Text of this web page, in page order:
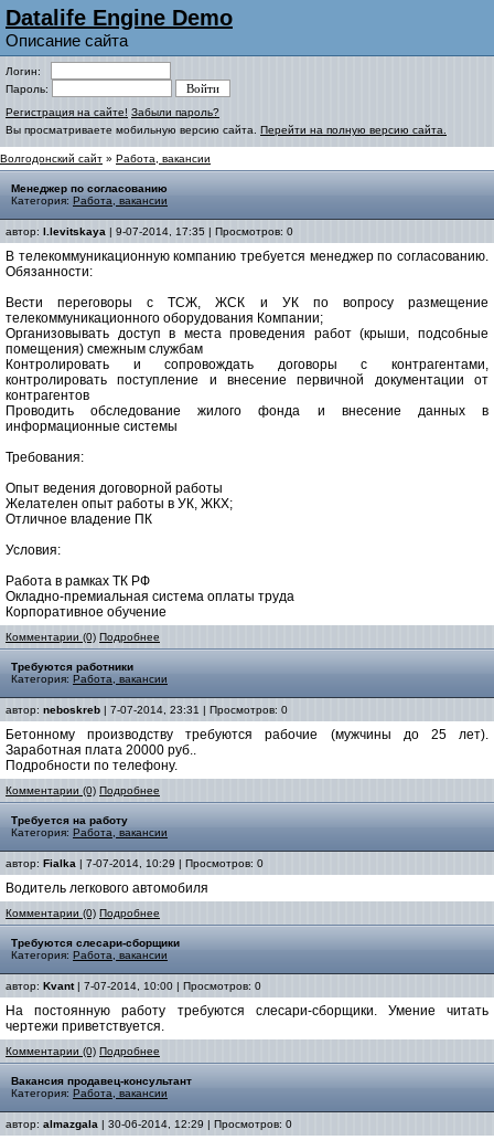
Datalife Engine Demo
Описание сайта
Логин:
Пароль:
Регистрация на сайте! Забыли пароль?
Вы просматриваете мобильную версию сайта. Перейти на полную версию сайта.
Волгодонский сайт » Работа, вакансии
Менеджер по согласованию
Категория: Работа, вакансии
автор: l.levitskaya | 9-07-2014, 17:35 | Просмотров: 0
В телекоммуникационную компанию требуется менеджер по согласованию.
Обязанности:
Вести переговоры с ТСЖ, ЖСК и УК по вопросу размещение
телекоммуникационного оборудования Компании;
Организовывать доступ в места проведения работ (крыши, подсобные
помещения) смежным службам
Контролировать и сопровождать договоры с контрагентами,
контролировать поступление и внесение первичной документации от
контрагентов
Проводить обследование жилого фонда и внесение данных в
информационные системы
Требования:
Опыт ведения договорной работы
Желателен опыт работы в УК, ЖКХ;
Отличное владение ПК
Условия:
Работа в рамках ТК РФ
Окладно-премиальная система оплаты труда
Корпоративное обучение
Комментарии (0) Подробнее
Требуются работники
Категория: Работа, вакансии
автор: neboskreb | 7-07-2014, 23:31 | Просмотров: 0
Бетонному производству требуются рабочие (мужчины до 25 лет).
Заработная плата 20000 руб..
Подробности по телефону.
Комментарии (0) Подробнее
Требуется на работу
Категория: Работа, вакансии
автор: Fialka | 7-07-2014, 10:29 | Просмотров: 0
Водитель легкового автомобиля
Комментарии (0) Подробнее
Требуются слесари-сборщики
Категория: Работа, вакансии
автор: Kvant| 7-07-2014, 10:00 | Просмотров: 0
На постоянную работу требуются слесари-сборщики. Умение читать
чертежи приветствуется.
Комментарии (0) Подробнее
Вакансия продавец-консультант
Категория: Работа, вакансии
автор: almazgala | 30-06-2014, 12:29 | Просмотров: 0